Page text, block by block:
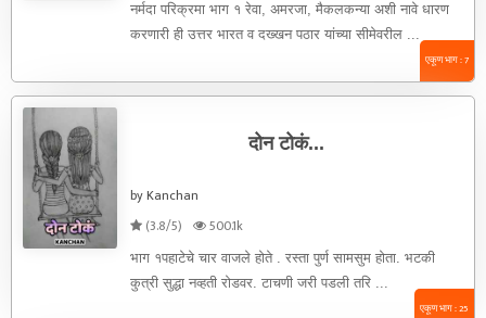
नर्मदा परिक्रमा भाग १ रेवा, अमरजा, मैकलकन्या अशी नावे धारण
करणारी ही उत्तर भारत व दख्खन पठार यांच्या सीमेवरील ...
एकूण भाग : 7
दोन टोकं...
by Kanchan
(3.8/5)
500.1k
भाग १पहाटेचे चार वाजले होते . रस्ता पुर्ण सामसुम होता. भटकी
कुत्री सुद्धा नव्हती रोडवर. टाचणी जरी पडली तरि ...
एकूण भाग : 25